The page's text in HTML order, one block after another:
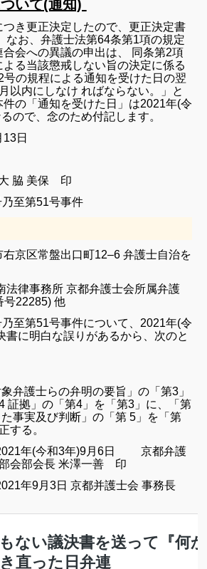
いて(通知)
つき更正決定 したので、更正決定書
なお 、弁護士法第64条第1項の規定
合会への異議の申出は
同条第2項
よる当該懲戒しない旨の決定に係る
号の規程による通知を受けた 日の翌
以内にしなければならない。 」 と
件の 「通知を受けた 日 」 は2021年(令
るので、念のため付記し ます。
13日
脇 美保 印
至第51号事件
右京区常盤出口町12–6 弁護士自治を
法律事務所京都弁護士会所属弁護
号22285) 他
至第51号事件について 2021年(令
書に明白な誤りがあるから 次のと
象弁護士らの弁明の要旨 」の 「第3 」
証拠 」の 「第4 」 を 「第3 」 に
「第
事実及び判断 」の 「第5 」 を 「第
する 。
21年(今和3年)9月6日京都弁護
会部会長 米澤一善 印
年9月3日京都并護士会事務長